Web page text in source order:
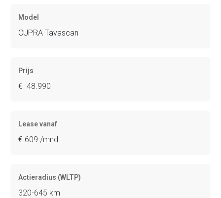
Model
CUPRA Tavascan
Prijs
€ 48.990
Lease vanaf
€ 609 /mnd
Actieradius (WLTP)
320-645 km